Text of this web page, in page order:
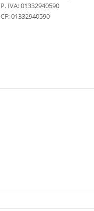
P. IVA: 01332940590
CF: 01332940590